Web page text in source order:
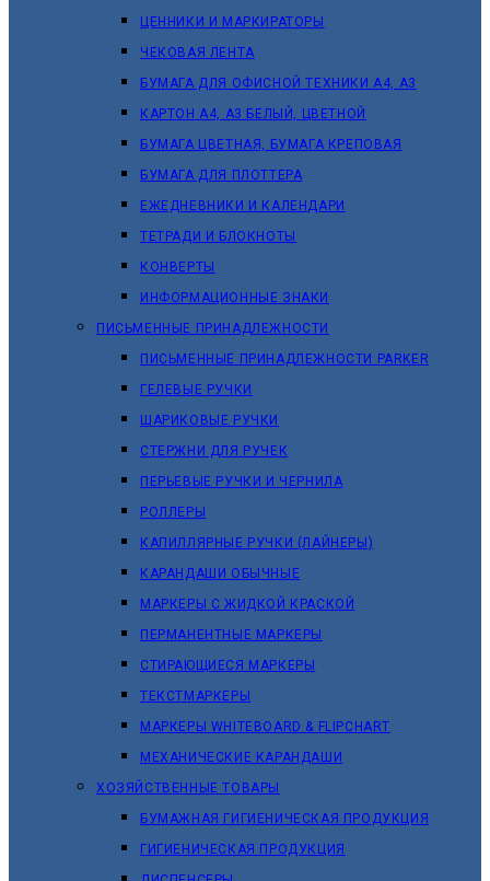
ЦЕННИКИ И МАРКИРАТОРЫ
ЧЕКОВАЯ ЛЕНТА
БУМАГА ДЛЯ ОФИСНОЙ ТЕХНИКИ А4, А3
КАРТОН А4, А3 БЕЛЫЙ, ЦВЕТНОЙ
БУМАГА ЦВЕТНАЯ, БУМАГА КРЕПОВАЯ
БУМАГА ДЛЯ ПЛОТТЕРА
ЕЖЕДНЕВНИКИ И КАЛЕНДАРИ
ТЕТРАДИ И БЛОКНОТЫ
КОНВЕРТЫ
ИНФОРМАЦИОННЫЕ ЗНАКИ
ПИСЬМЕННЫЕ ПРИНАДЛЕЖНОСТИ
ПИСЬМЕННЫЕ ПРИНАДЛЕЖНОСТИ PARKER
ГЕЛЕВЫЕ РУЧКИ
ШАРИКОВЫЕ РУЧКИ
СТЕРЖНИ ДЛЯ РУЧЕК
ПЕРЬЕВЫЕ РУЧКИ И ЧЕРНИЛА
РОЛЛЕРЫ
КАПИЛЛЯРНЫЕ РУЧКИ (ЛАЙНЕРЫ)
КАРАНДАШИ ОБЫЧНЫЕ
МАРКЕРЫ C ЖИДКОЙ КРАСКОЙ
ПЕРМАНЕНТНЫЕ МАРКЕРЫ
СТИРАЮЩИЕСЯ МАРКЕРЫ
ТЕКСТМАРКЕРЫ
МАРКЕРЫ WHITEBOARD & FLIPCHART
МЕХАНИЧЕСКИЕ КАРАНДАШИ
ХОЗЯЙСТВЕННЫЕ ТОВАРЫ
БУМАЖНАЯ ГИГИЕНИЧЕСКАЯ ПРОДУКЦИЯ
ГИГИЕНИЧЕСКАЯ ПРОДУКЦИЯ